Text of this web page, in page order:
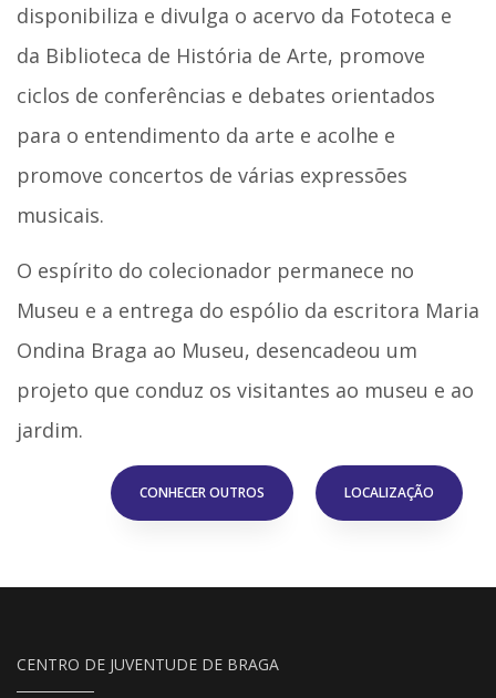
disponibiliza e divulga o acervo da Fototeca e
da Biblioteca de História de Arte, promove
ciclos de conferências e debates orientados
para o entendimento da arte e acolhe e
promove concertos de várias expressões
musicais.
O espírito do colecionador permanece no
Museu e a entrega do espólio da escritora Maria
Ondina Braga ao Museu, desencadeou um
projeto que conduz os visitantes ao museu e ao
jardim.
CONHECER OUTROS LOCALIZAÇÃO
CENTRO DE JUVENTUDE DE BRAGA